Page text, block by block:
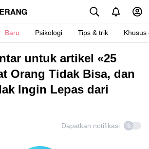
Baru Psikologi Tips & trik Khusus
untuk artikel «25
Orang Tidak Bisa, dan
Ingin Lepas dari
Dapatkan notifikasi